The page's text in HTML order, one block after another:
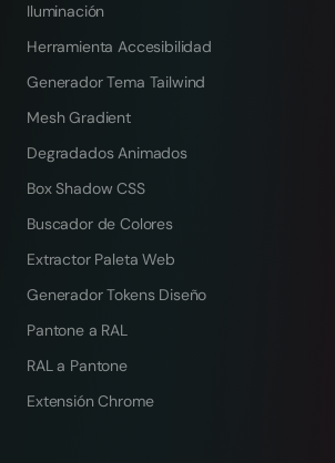
Iluminación
Herramienta Accesibilidad
Generador Tema Tailwind
Mesh Gradient
Degradados Animados
Box Shadow CSS
Buscador de Colores
Extractor Paleta Web
Generador Tokens Diseño
Pantone a RAL
RAL a Pantone
Extensión Chrome